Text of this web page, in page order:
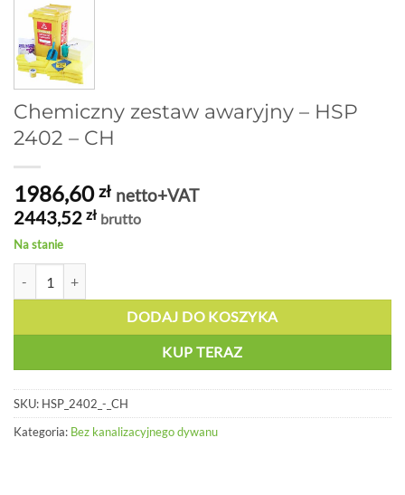
Chemiczny zestaw awaryjny – HSP
2402 – CH
1986,60zł netto+VAT
2443,52 zł brutto
Na stanie
DODAJ DO KOSZYKA
KUP TERAZ
SKU: HSP_2402_-_CH
Kategoria: Bez kanalizacyjnego dywanu